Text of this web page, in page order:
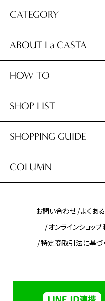
CATEGORY
ABOUT La CASTA
HOW TO
SHOP LIST
SHOPPING GUIDE
COLUMN
お問い合わせ よくあ
オンラインショッ
特定商取引法に基づ